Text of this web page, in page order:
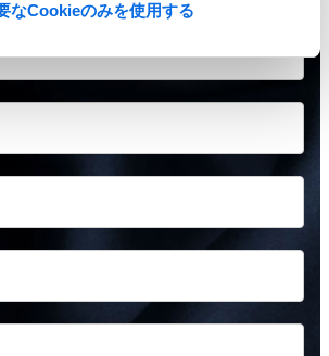
なCookieのみを使用する